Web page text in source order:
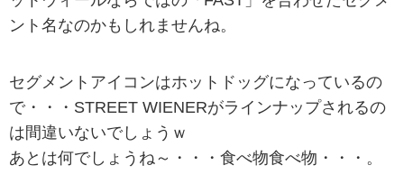
ント名なのかもしれませんね。
セグメントアイコンはホットドッグになっているの
で・・・STREET WIENERがラインナップされるの
は間違いないでしょうｗ
あとは何でしょうね～・・・食べ物食べ物・・・。